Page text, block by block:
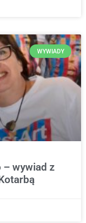
WYWIADY
– wywiad z